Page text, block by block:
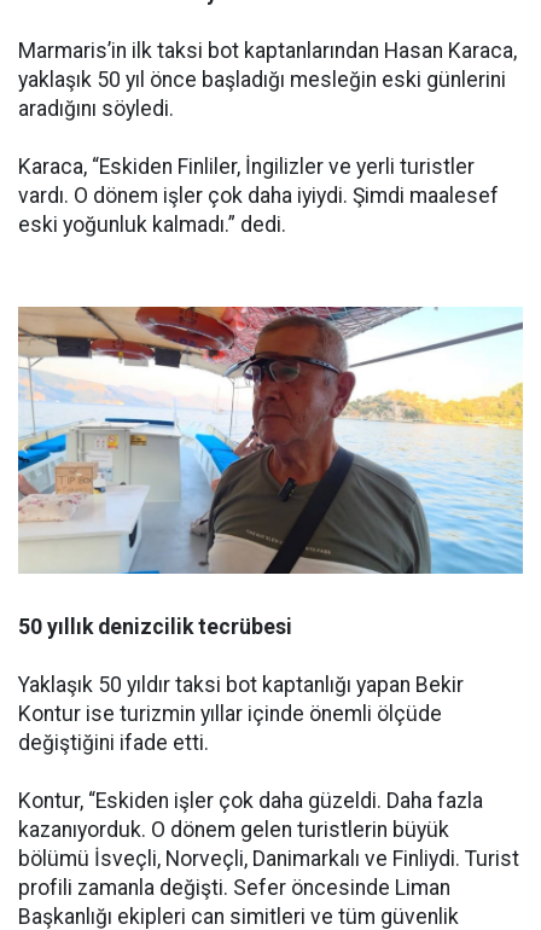
Marmaris’in ilk taksi bot kaptanlarından Hasan Karaca,
yaklaşık 50 yıl önce başladığı mesleğin eski günlerini
aradığını söyledi.
Karaca, “Eskiden Finliler, İngilizler ve yerli turistler
vardı. O dönem işler çok daha iyiydi. Şimdi maalesef
eski yoğunluk kalmadı.” dedi.
50 yıllık denizcilik tecrübesi
Yaklaşık 50 yıldır taksi bot kaptanlığı yapan Bekir
Kontur ise turizmin yıllar içinde önemli ölçüde
değiştiğini ifade etti.
Kontur, “Eskiden işler çok daha güzeldi. Daha fazla
kazanıyorduk. O dönem gelen turistlerin büyük
bölümü İsveçli, Norveçli, Danimarkalı ve Finliydi. Turist
profili zamanla değişti. Sefer öncesinde Liman
Başkanlığı ekipleri can simitleri ve tüm güvenlik